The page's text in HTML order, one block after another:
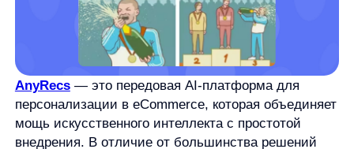
Польза для бизнеса:
Рост ключевых метрик:
Увеличение конверсии в среднем
на 15−25%
Рост среднего чека на 10−20%
Повышение LTV клиента на 25−40%
Снижение показателя отказов на 18−30%
Экономия ресурсов: